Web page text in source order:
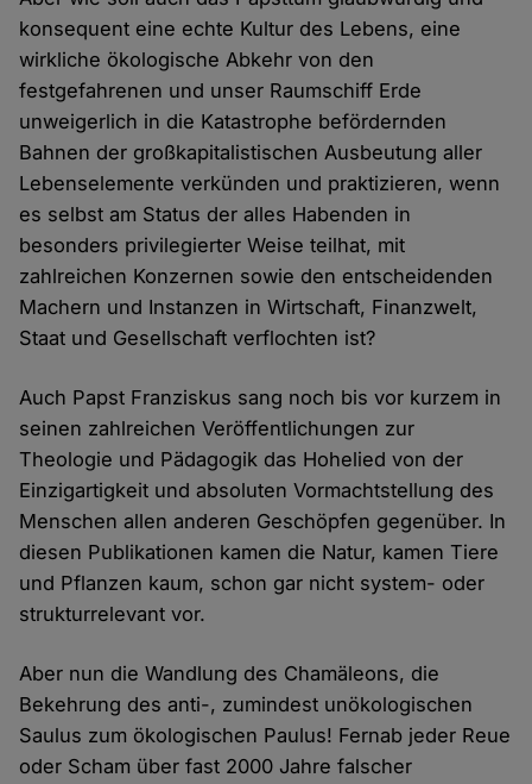
konsequent eine echte Kultur des Lebens, eine
wirkliche ökologische Abkehr von den
festgefahrenen und unser Raumschiff Erde
unweigerlich in die Katastrophe befördernden
Bahnen der großkapitalistischen Ausbeutung aller
Lebenselemente verkünden und praktizieren, wenn
es selbst am Status der alles Habenden in
besonders privilegierter Weise teilhat, mit
zahlreichen Konzernen sowie den entscheidenden
Machern und Instanzen in Wirtschaft, Finanzwelt,
Staat und Gesellschaft verflochten ist?
Auch Papst Franziskus sang noch bis vor kurzem in
seinen zahlreichen Veröffentlichungen zur
Theologie und Pädagogik das Hohelied von der
Einzigartigkeit und absoluten Vormachtstellung des
Menschen allen anderen Geschöpfen gegenüber. In
diesen Publikationen kamen die Natur, kamen Tiere
und Pflanzen kaum, schon gar nicht system- oder
strukturrelevant vor.
Aber nun die Wandlung des Chamäleons, die
Bekehrung des anti-, zumindest unökologischen
Saulus zum ökologischen Paulus! Fernab jeder Reue
oder Scham über fast 2000 Jahre falscher